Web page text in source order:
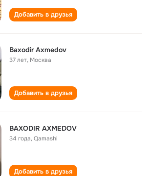
Добавить в друзья
Baxodir Axmedov
37 лет, Москва
Добавить в друзья
BAXODIR AXMEDOV
34 года,Qamashi
Добавить в друзья